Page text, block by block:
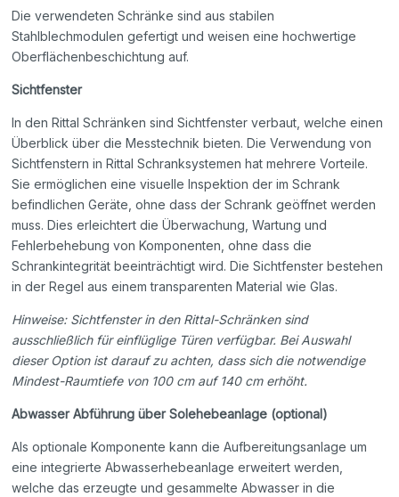
Die verwendeten Schränke sind aus stabilen
Stahlblechmodulen gefertigt und weisen eine hochwertige
Oberflächenbeschichtung auf.
Sichtfenster
In den Rittal Schränken sind Sichtfenster verbaut, welche einen
Überblick über die Messtechnik bieten. Die Verwendung von
Sichtfenstern in Rittal Schranksystemen hat mehrere Vorteile.
Sie ermöglichen eine visuelle Inspektion der im Schrank
befindlichen Geräte, ohne dass der Schrank geöffnet werden
muss. Dies erleichtert die Überwachung, Wartung und
Fehlerbehebung von Komponenten, ohne dass die
Schrankintegrität beeinträchtigt wird. Die Sichtfenster bestehen
in der Regel aus einem transparenten Material wie Glas.
Hinweise: Sichtfenster in den Rittal-Schränken sind
ausschließlich für einflüglige Türen verfügbar. Bei Auswahl
dieser Option ist darauf zu achten, dass sich die notwendige
Mindest-Raumtiefe von 100 cm auf 140 cm erhöht.
Abwasser Abführung über Solehebeanlage (optional)
Als optionale Komponente kann die Aufbereitungsanlage um
eine integrierte Abwasserhebeanlage erweitert werden,
welche das erzeugte und gesammelte Abwasser in die